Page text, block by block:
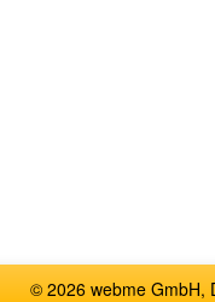
© 2026 webme GmbH,